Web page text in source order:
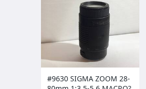
麥克風、音源類配件
MWUPP 手機 / 機車支架
【99特價出清專區】
#9630 SIGMA ZOOM 28-